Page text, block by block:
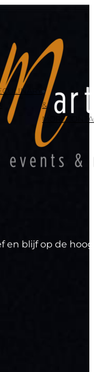
CULINARY
&
MORE
en blijf op de